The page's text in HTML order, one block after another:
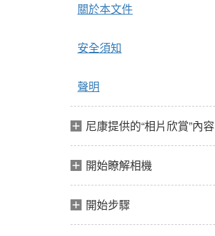
關於本文件
安全須知
聲明
尼康提供的“相片欣賞”內容
開始瞭解相機
開始步驟